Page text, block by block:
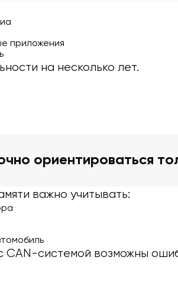
приложения
на несколько лет.
ориентироваться
важно учитывать:
CAN-системой возможны